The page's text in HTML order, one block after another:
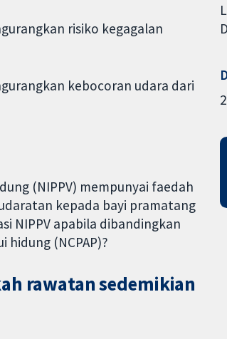
risiko kegagalan
kebocoran udara dari
(NIPPV) mempunyai faedah
kepada bayi pramatang
NIPPV apabila dibandingkan
(NCPAP)?
rawatan sedemikian